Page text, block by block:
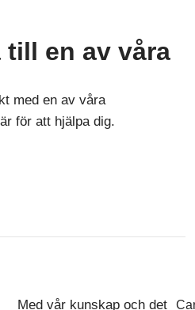
till en av våra
med en av våra
för att hjälpa dig.
Med vår kunskap och det